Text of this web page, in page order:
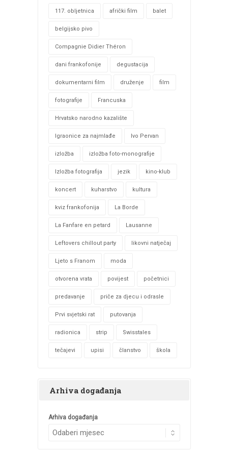
117. obljetnica afrički film balet
belgijsko pivo
Compagnie Didier Théron
dani frankofonije degustacija
dokumentarni film druženje film
fotografije Francuska
Hrvatsko narodno kazalište
Igraonice za najmlađe Ivo Pervan
izložba izložba foto-monografije
Izložba fotografija jezik kino-klub
koncert kuharstvo kultura
kviz frankofonija La Borde
La Fanfare en petard Lausanne
Leftovers chillout party likovni natječaj
Ljeto s Franom moda
otvorena vrata povijest početnici
predavanje priče za djecu i odrasle
Prvi svjetski rat putovanja
radionica strip Swisstales
tečajevi upisi članstvo škola
Arhiva događanja
Arhiva događanja